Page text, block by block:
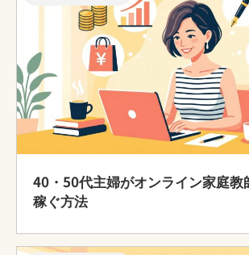
40・50代主婦がオンライン家庭教
稼ぐ方法